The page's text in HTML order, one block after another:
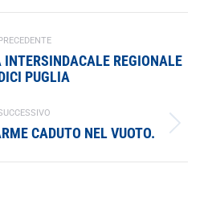
Post
REGIONALE
PUGLIA
Prossimo
CADUTO NEL VUOTO.